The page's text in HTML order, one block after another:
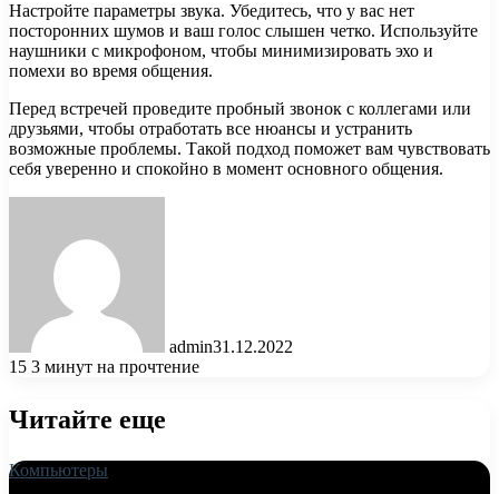
Настройте параметры звука. Убедитесь, что у вас нет
посторонних шумов и ваш голос слышен четко. Используйте
наушники с микрофоном, чтобы минимизировать эхо и
помехи во время общения.
Перед встречей проведите пробный звонок с коллегами или
друзьями, чтобы отработать все нюансы и устранить
возможные проблемы. Такой подход поможет вам чувствовать
себя уверенно и спокойно в момент основного общения.
admin31.12.2022
15 3 минут на прочтение
Читайте еще
Компьютеры